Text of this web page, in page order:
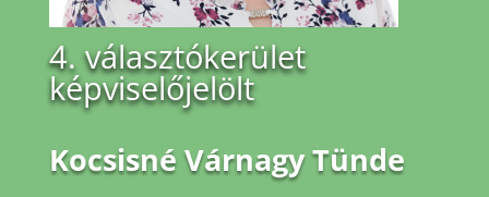
4. választókerület
képviselőjelölt
Kocsisné Várnagy Tünde